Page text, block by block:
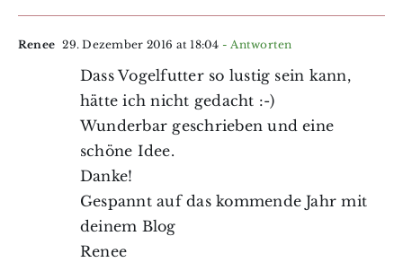
Renee 29. Dezember 2016 at 18:04 - Antworten
Dass Vogelfutter so lustig sein kann,
hätte ich nicht gedacht :-)
Wunderbar geschrieben und eine
schöne Idee.
Danke!
Gespannt auf das kommende Jahr mit
deinem Blog
Renee